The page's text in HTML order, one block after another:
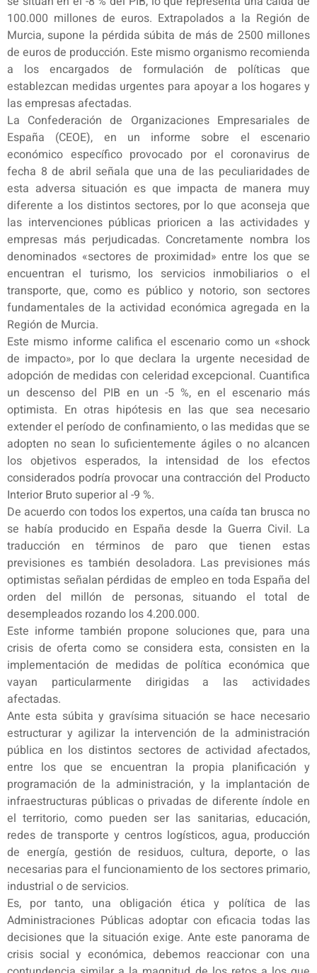
100.000 millones de euros. Extrapolados a la Región de
Murcia, supone la pérdida súbita de más de 2500 millones
de euros de producción. Este mismo organismo recomienda
a los encargados de formulación de políticas que
establezcan medidas urgentes para apoyar a los hogares y
las empresas afectadas.
La Confederación de Organizaciones Empresariales de
España (CEOE), en un informe sobre el escenario
económico específico provocado por el coronavirus de
fecha 8 de abril señala que una de las peculiaridades de
esta adversa situación es que impacta de manera muy
diferente a los distintos sectores, por lo que aconseja que
las intervenciones públicas prioricen a las actividades y
empresas más perjudicadas. Concretamente nombra los
denominados «sectores de proximidad» entre los que se
encuentran el turismo, los servicios inmobiliarios o el
transporte, que, como es público y notorio, son sectores
fundamentales de la actividad económica agregada en la
Región de Murcia.
Este mismo informe califica el escenario como un «shock
de impacto», por lo que declara la urgente necesidad de
adopción de medidas con celeridad excepcional. Cuantifica
un descenso del PIB en un -5 %, en el escenario más
optimista. En otras hipótesis en las que sea necesario
extender el período de confinamiento, o las medidas que se
adopten no sean lo suficientemente ágiles o no alcancen
los objetivos esperados, la intensidad de los efectos
considerados podría provocar una contracción del Producto
Interior Bruto superior al -9 %.
De acuerdo con todos los expertos, una caída tan brusca no
se había producido en España desde la Guerra Civil. La
traducción en términos de paro que tienen estas
previsiones es también desoladora. Las previsiones más
optimistas señalan pérdidas de empleo en toda España del
orden del millón de personas, situando el total de
desempleados rozando los 4.200.000.
Este informe también propone soluciones que, para una
crisis de oferta como se considera esta, consisten en la
implementación de medidas de política económica que
vayan particularmente dirigidas a las actividades
afectadas.
Ante esta súbita y gravísima situación se hace necesario
estructurar y agilizar la intervención de la administración
pública en los distintos sectores de actividad afectados,
entre los que se encuentran la propia planificación y
programación de la administración, y la implantación de
infraestructuras públicas o privadas de diferente índole en
el territorio, como pueden ser las sanitarias, educación,
redes de transporte y centros logísticos, agua, producción
de energía, gestión de residuos, cultura, deporte, o las
necesarias para el funcionamiento de los sectores primario,
industrial o de servicios.
Es, por tanto, una obligación ética y política de las
Administraciones Públicas adoptar con eficacia todas las
decisiones que la situación exige. Ante este panorama de
crisis social y económica, debemos reaccionar con una